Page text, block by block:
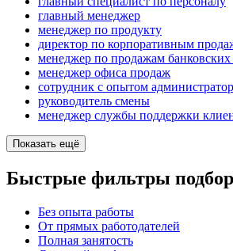
главный менеджер
менеджер по продукту
директор по корпоративным
менеджер по продажам банковских
менеджер офиса продаж
сотрудник с опытом
руководитель смены
менеджер службы поддержки
Показать ещё
Быстрые фильтры
Без опыта работы
От прямых работодателей
Полная занятость